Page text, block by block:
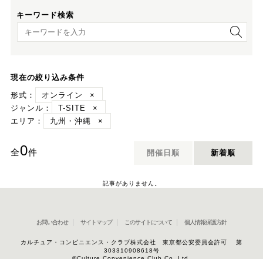
キーワード検索
キーワード検索
現在の絞り込み条件
形式：
オンライン
×
ジャンル：
T-SITE
×
エリア：
九州・沖縄 ×
全0件 開催日順 新着順
記事がありません。
お問い合わせ サイトマップ このサイトについて 個人情報保護方針
カルチュア・コンビニエンス・クラブ株式会社 東京都公安委員会許可 第
303310908618号